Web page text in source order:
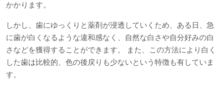
かかります。
しかし、歯にゆっくりと薬剤が浸透していくため、ある日、急
に歯が白くなるような違和感なく、自然な白さや自分好みの白
さなどを獲得することができます。 また、この方法により白く
した歯は比較的、色の後戻りも少ないという特徴も有していま
す。